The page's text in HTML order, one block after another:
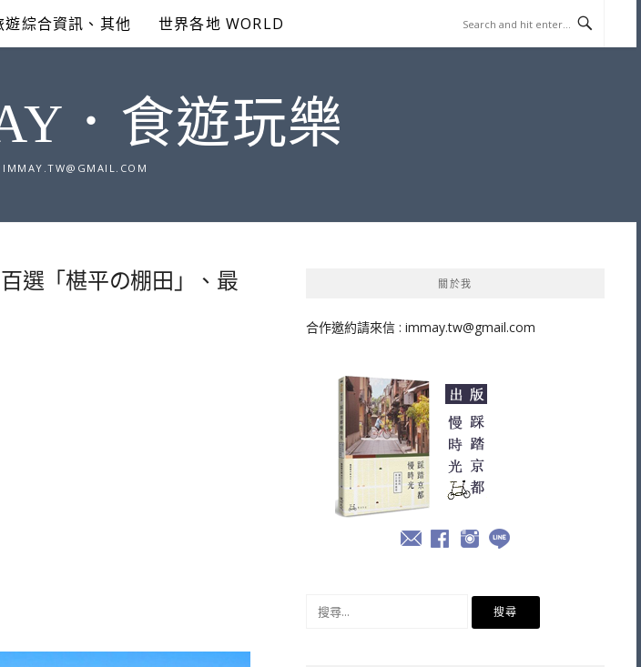
遊綜合資訊、其他 世界各地 WORLD
．食遊玩樂
IMMAY.TW@GMAIL.COM
選「椹平の棚田」、最
關於我
合作邀約請來信 : immay.tw@gmail.com